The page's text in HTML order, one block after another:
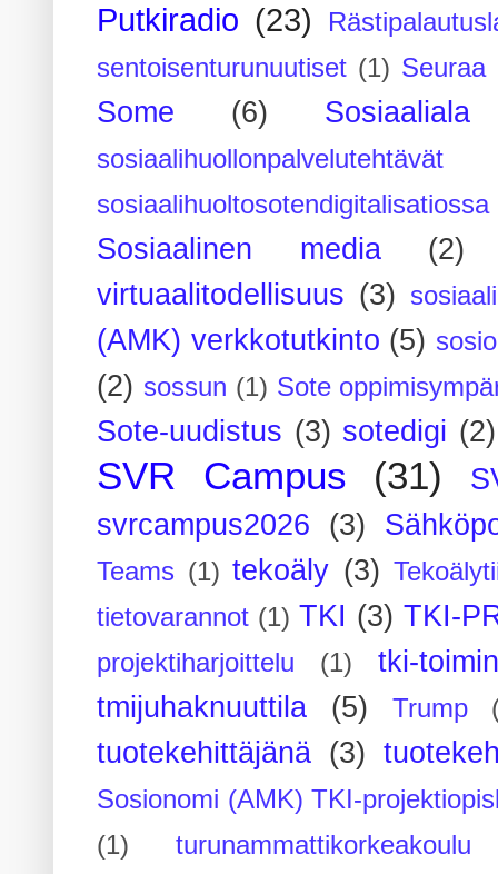
Putkiradio (23)
sentoisenturunuutiset (1) Seuraa
Some (6) Sosiaaliala
sosiaalihuollonpalvelutehtävät
sosiaalihuoltosotendigitalisatiossa
Sosiaalinen media
(2)
virtuaalitodellisuus (3)
(AMK) verkkotutkinto (5)
(2) sossun (1) Sote
Sote-uudistus (3) sotedigi (2)
SVR Campus (31)
svrcampus2026
(3)
Teams (1) tekoäly (3)
tietovarannot (1) TKI (3) TKI-
projektiharjoittelu (1)
tki-
tmijuhaknuuttila
(5) Trump
tuotekehittäjänä (3)
Sosionomi (AMK) TKI-
(1)
turunammattikorkeakoulu